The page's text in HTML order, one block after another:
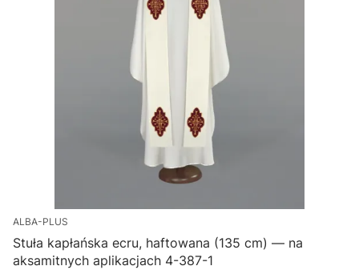
ALBA-PLUS
Stuła kapłańska ecru, haftowana (135 cm) — na
aksamitnych aplikacjach 4-387-1